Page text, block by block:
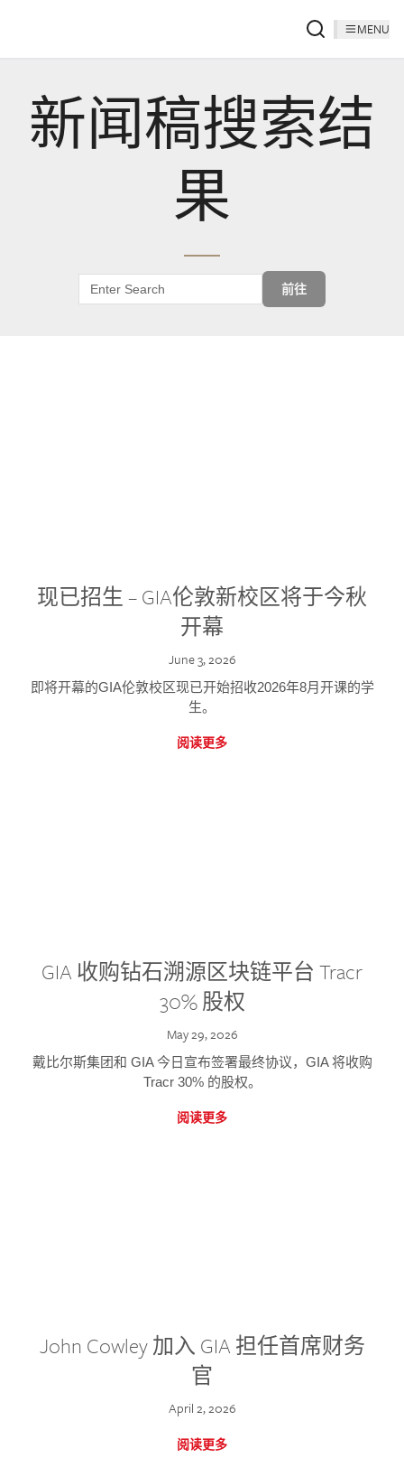
MENU
新闻稿搜索结
果
前往
现已招生 – GIA伦敦新校区将于今秋
开幕
June 3, 2026
即将开幕的GIA伦敦校区现已开始招收2026年8月开课的学
生。
阅读更多
GIA 收购钻石溯源区块链平台 Tracr
30% 股权
May 29, 2026
戴比尔斯集团和 GIA 今日宣布签署最终协议，GIA 将收购
Tracr 30% 的股权。
阅读更多
John Cowley 加入 GIA 担任首席财务
官
April 2, 2026
阅读更多